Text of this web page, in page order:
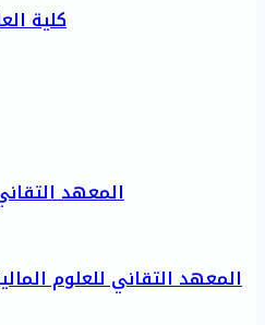
كلية
المعهد
المعهد التقاني للعلوم